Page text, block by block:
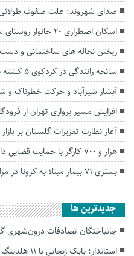
صدای شهروند: علت صفوف
اسکان اضطراری ۲۰ خانوار روستای سارجه‌کر گنبدکاووس
ریختن نخاله های ساختمانی و
سانحه رانندگی در کردکوی ۵ کشته بر جا گذاشت.
آبشار شیرآباد و حرکت خطرناک و
افزایش مسیر پروازی تهران از
آغاز نظارت تعزیرات گلستان بر
هزار و ۷۰۰ کارگر با حمایت قضایی دادگستری گلستان صاحب شغل شدند
بستری ۷۱ بیمار مبتلا به کرونا در مراکز درمانی گلستان
جديدترين ها
جانباختگان تصادفات درون‌شهری گلستان ۱۷ درصد
استاندار: